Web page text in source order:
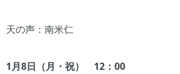
天の声：南米仁
1月8日（月・祝） 12 ：00